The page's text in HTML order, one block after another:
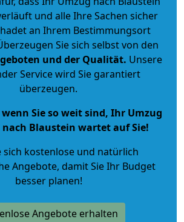
und alle Ihre Sachen sicher
an Ihrem Bestimmungsort
Sie sich selbst von den
und der Qualität. Unsere
Service wird Sie garantiert
überzeugen.
Sie so weit sind, Ihr Umzug
Blaustein wartet auf Sie!
sich kostenlose und natürlich
Angebote, damit Sie Ihr Budget
besser planen!
Angebote erhalten